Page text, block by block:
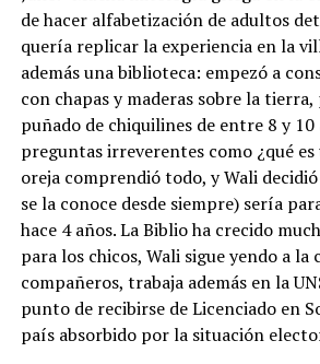
de hacer alfabetización de adultos
quería replicar la experiencia en la
además una biblioteca: empezó a
con chapas y maderas sobre la
puñado de chiquilines de entre 8 y 10
preguntas irreverentes como ¿qué
oreja comprendió todo, y Wali
se la conoce desde siempre) sería
hace 4 años. La Biblio ha crecido
para los chicos, Wali sigue yendo a la
compañeros, trabaja además en la
punto de recibirse de Licenciado en
país absorbido por la situación